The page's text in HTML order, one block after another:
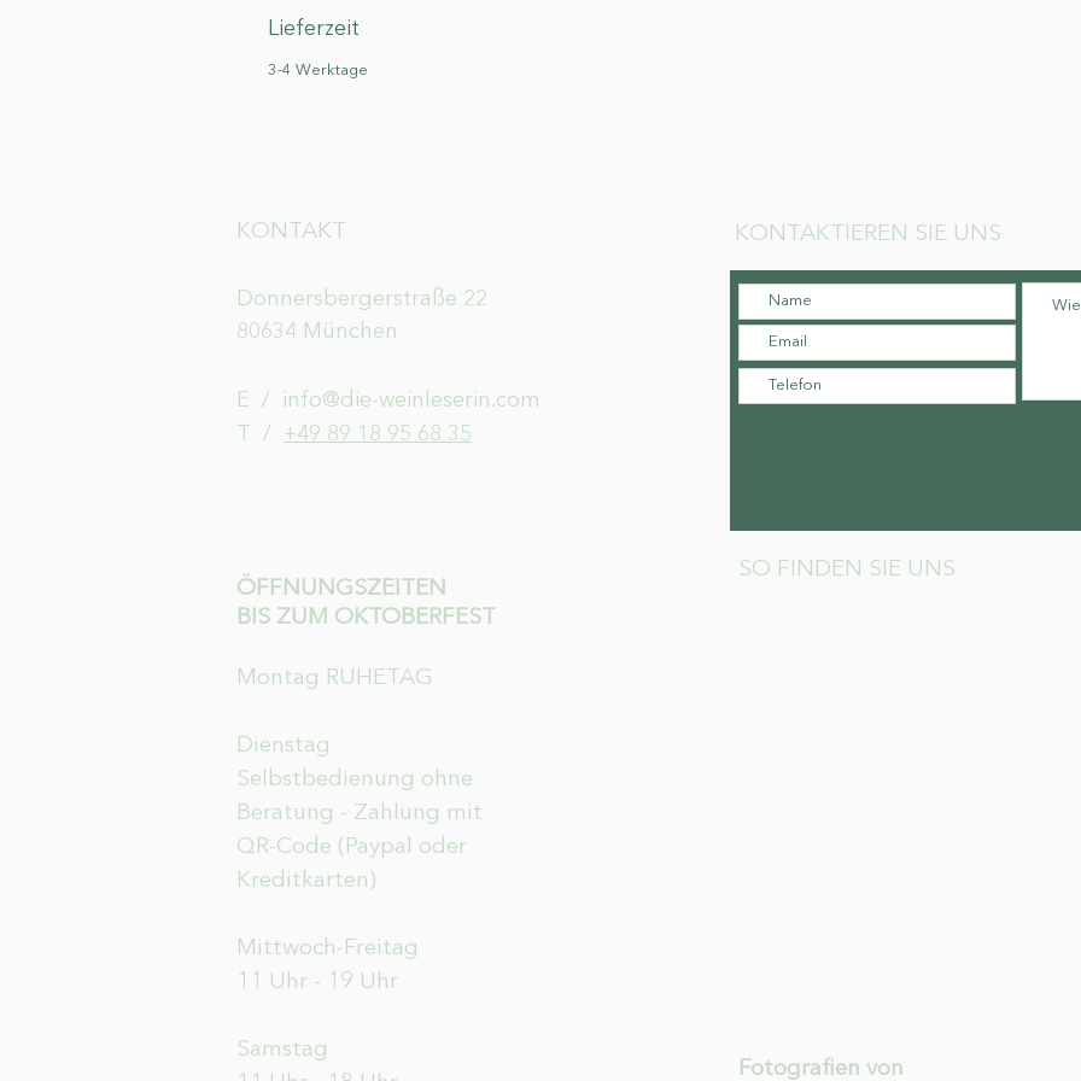
Lieferzeit
3-4 Werktage
KONTAKT
Donnersbergerstraße 22
80634 München
E /
info@die-weinleserin.com
​T / +49 89 18 95 68 35
ÖFFNUNGSZEITEN
BIS ZUM OKTOBERFEST
Montag RUHETAG
Dienstag
Selbstbedienung ohne
Beratung - Zahlung mit
QR-Code (Paypal oder
Kreditkarten)
Mittwoch-Freitag
11 Uhr - 19 Uhr
Samstag
KONTAKTIEREN SIE UNS
SO FINDEN SIE UNS
Fotografien von